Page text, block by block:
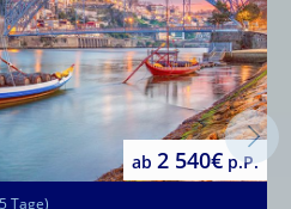
Tage)
ab 2 540€ p.P.